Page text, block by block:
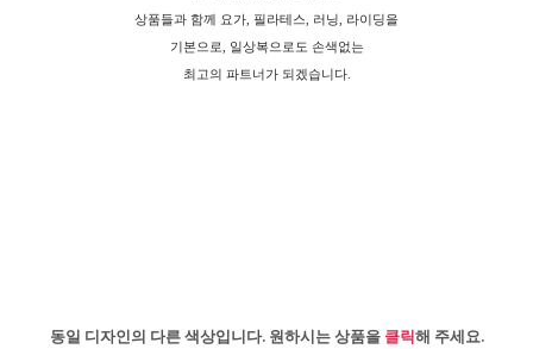
상품들과 함께 요가, 필라테스, 러닝, 라이딩을
기본으로, 일상복으로도 손색없는
최고의 파트너가 되겠습니다.
동일 디자인의 다른 색상입니다. 원하시는 상품을 클릭해 주세요.